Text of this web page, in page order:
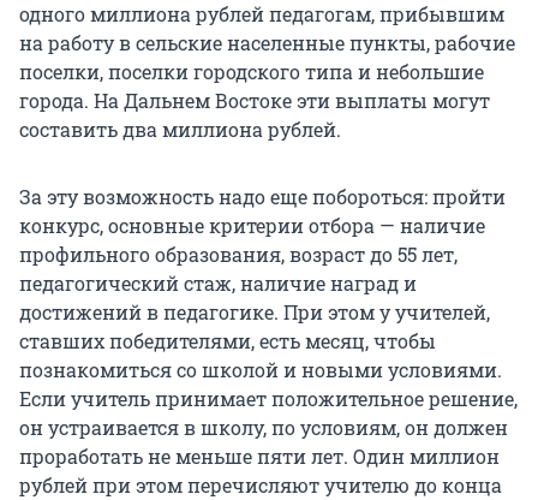
одного миллиона рублей педагогам, прибывшим
на работу в сельские населенные пункты, рабочие
поселки, поселки городского типа и небольшие
города. На Дальнем Востоке эти выплаты могут
составить два миллиона рублей.
За эту возможность надо еще побороться: пройти
конкурс, основные критерии отбора — наличие
профильного образования, возраст до 55 лет,
педагогический стаж, наличие наград и
достижений в педагогике. При этом у учителей,
ставших победителями, есть месяц, чтобы
познакомиться со школой и новыми условиями.
Если учитель принимает положительное решение,
он устраивается в школу, по условиям, он должен
проработать не меньше пяти лет. Один миллион
рублей при этом перечисляют учителю до конца